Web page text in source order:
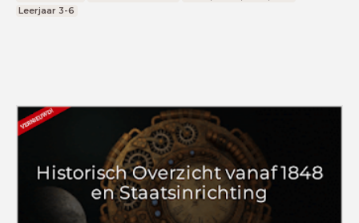
Leerjaar 3-6